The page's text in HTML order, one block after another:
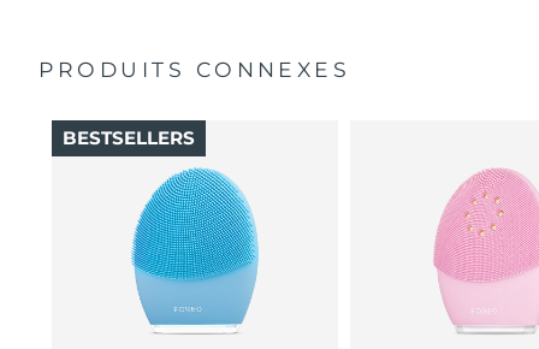
PRODUITS CONNEXES
BESTSELLERS